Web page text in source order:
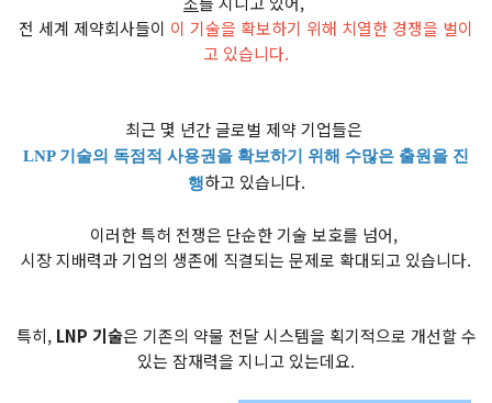
전 세계 제약회사들이 이 기술을 확보하기 위해 치열한 경쟁을 벌이
고 있습니다.
최근 몇 년간 글로벌 제약 기업들은
LNP 기술의 독점적 사용권을 확보하기 위해 수많은 출원을 진
행하고 있습니다.
이러한 특허 전쟁은 단순한 기술 보호를 넘어,
시장 지배력과 기업의 생존에 직결되는 문제로 확대되고 있습니다.
특히, LNP 기술은 기존의 약물 전달 시스템을 획기적으로 개선할 수
있는 잠재력을 지니고 있는데요.